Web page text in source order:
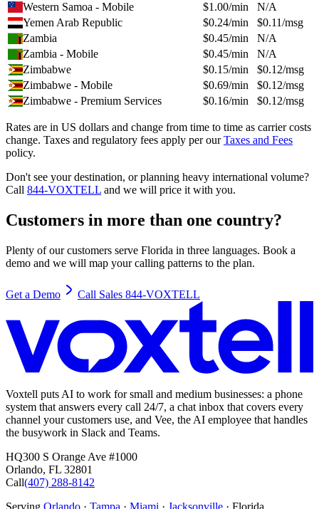
Western Samoa - Mobile
$1.00/min
N/A
Yemen Arab Republic
$0.24/min $0.11/msg
Zambia
$0.45/min
N/A
Zambia - Mobile
$0.45/min
N/A
Zimbabwe
$0.15/min $0.12/msg
Zimbabwe - Mobile
$0.69/min $0.12/msg
Zimbabwe - Premium Services
$0.16/min $0.12/msg
Rates are in US dollars and change from time to time as carrier costs
change. Taxes and regulatory fees apply per our Taxes and Fees
policy.
Don't see your destination, or planning heavy international volume?
Call 844-VOXTELL and we will price it with you.
Customers in more than one country?
Plenty of our customers serve Florida in three languages. Book a
demo and we will map your calling patterns to the plan.
Get a Demo Call Sales 844-VOXTELL
Voxtell puts AI to work for small and medium businesses: a phone
system that answers every call 24/7, a chat inbox that covers every
channel your customers use, and Vee, the AI employee that handles
the busywork in Slack and Teams.
HQ300 S Orange Ave #1000
Orlando, FL 32801
Call(407) 288-8142